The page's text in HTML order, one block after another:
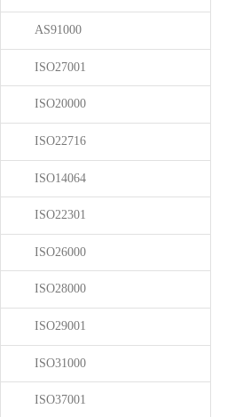
AS91000
ISO27001
ISO20000
ISO22716
ISO14064
ISO22301
ISO26000
ISO28000
ISO29001
ISO31000
ISO37001